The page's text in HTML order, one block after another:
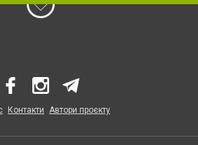
Контакти Автори проєкту